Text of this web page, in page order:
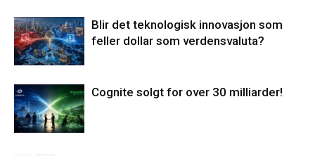
Blir det teknologisk innovasjon som
feller dollar som verdensvaluta?
Cognite solgt for over 30 milliarder!